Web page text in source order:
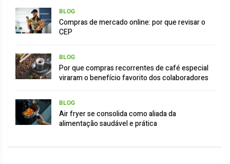
BLOG
Compras de mercado online: por que revisar o
CEP
BLOG
Por que compras recorrentes de café especial
viraram o benefício favorito dos colaboradores
BLOG
Air fryer se consolida como aliada da
alimentação saudável e prática